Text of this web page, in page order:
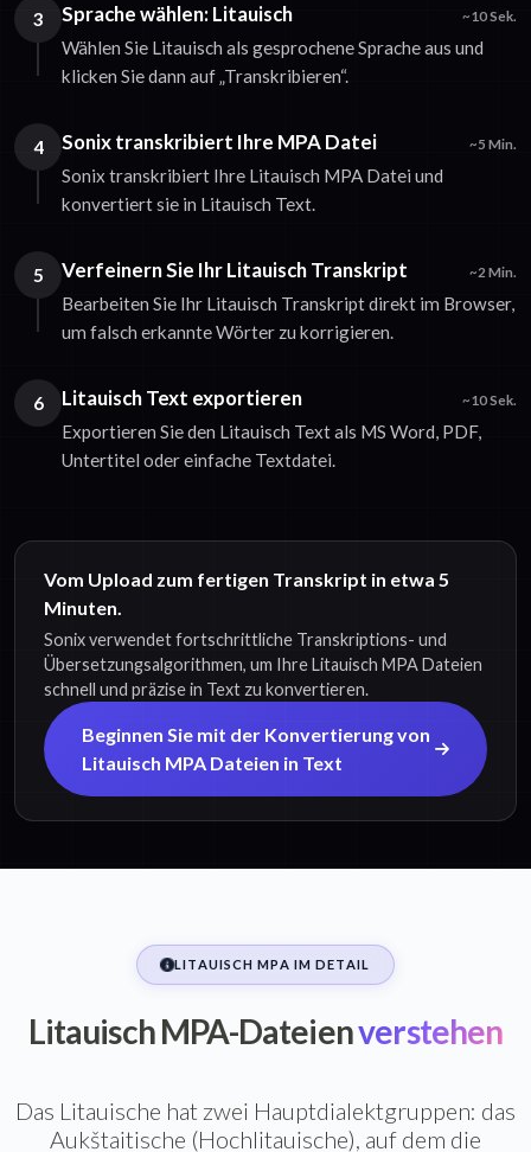
3 Sprache wählen: Litauisch ~10 Sek.
Wählen Sie Litauisch als gesprochene Sprache aus und
klicken Sie dann auf „Transkribieren“.
4 Sonix transkribiert Ihre MPA Datei ~5 Min.
Sonix transkribiert Ihre Litauisch MPA Datei und
konvertiert sie in Litauisch Text.
5 Verfeinern Sie Ihr Litauisch Transkript ~2 Min.
Bearbeiten Sie Ihr Litauisch Transkript direkt im Browser,
um falsch erkannte Wörter zu korrigieren.
6 Litauisch Text exportieren ~10 Sek.
Exportieren Sie den Litauisch Text als MS Word, PDF,
Untertitel oder einfache Textdatei.
Vom Upload zum fertigen Transkript in etwa 5
Minuten.
Sonix verwendet fortschrittliche Transkriptions- und
Übersetzungsalgorithmen, um Ihre Litauisch MPA Dateien
schnell und präzise in Text zu konvertieren.
Beginnen Sie mit der Konvertierung von
Litauisch MPA Dateien in Text
LITAUISCH MPA IM DETAIL
Litauisch MPA-Dateienverstehen
Das Litauische hat zwei Hauptdialektgruppen: das
Aukštaitische (Hochlitauische), auf dem die